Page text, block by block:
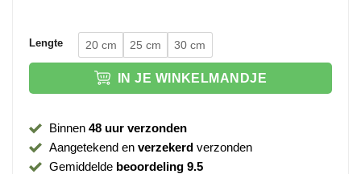
Lengte 20 cm 25 cm 30 cm
IN JE WINKELMANDJE
Binnen 48 uur verzonden
Aangetekend en verzekerdverzonden
Gemiddelde beoordeling 9.5